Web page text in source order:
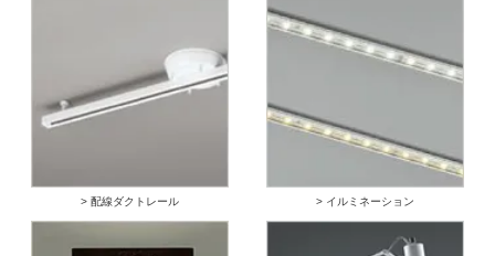
> 配線ダクトレール > イルミネーション